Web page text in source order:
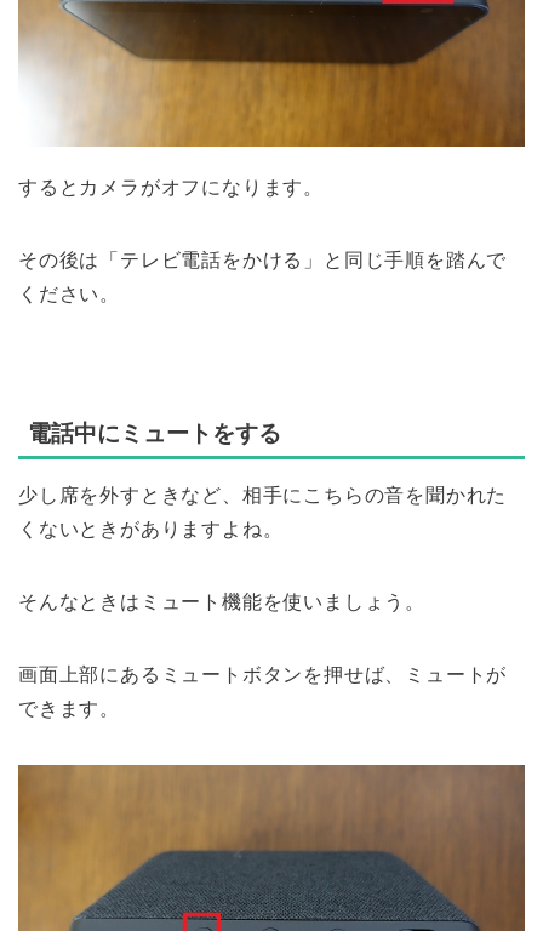
するとカメラがオフになります。
その後は「テレビ電話をかける」と同じ手順を踏んで
ください。
電話中にミュートをする
少し席を外すときなど、相手にこちらの音を聞かれた
くないときがありますよね。
そんなときはミュート機能を使いましょう。
画面上部にあるミュートボタンを押せば、ミュートが
できます。